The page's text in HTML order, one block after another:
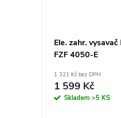
Ele. zahr.
FZF 4050-E
1 321 Kč bez DPH
1 599 Kč
Skladem >5 KS